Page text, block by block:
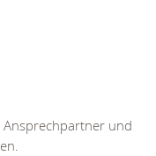
Ansprechpartner und